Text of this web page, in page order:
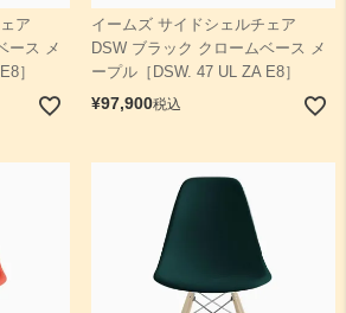
ア
ース メ
］
イームズ サイドシェルチェア
DSW ブラック クロームベース メ
ープル［DSW. 47 UL ZA E8］
¥97,900税込